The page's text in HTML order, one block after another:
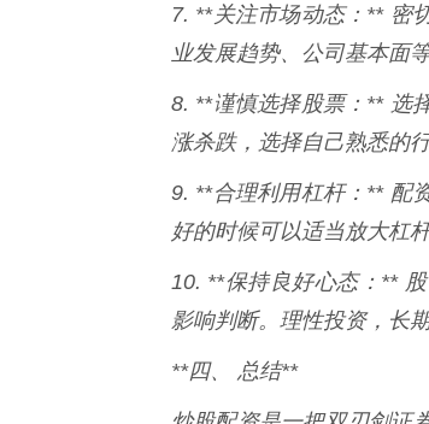
7. **关注市场动态：** 密
业发展趋势、公司基本面
8. **谨慎选择股票：** 选
涨杀跌，选择自己熟悉的
9. **合理利用杠杆：** 配
好的时候可以适当放大杠
10. **保持良好心态：**
影响判断。理性投资，长
**四、 总结**